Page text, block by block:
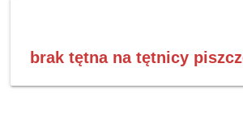
brak tętna na tętnicy